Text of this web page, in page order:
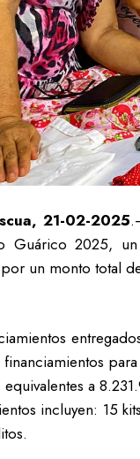
21-02-2025
Guárico 2025,
un monto total
financiamientos
a
incluyen: 15